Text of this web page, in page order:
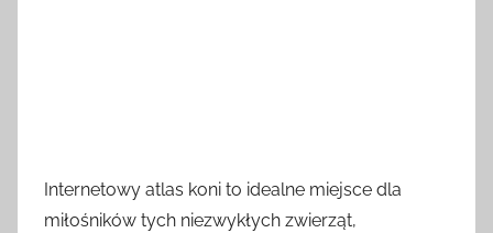
Internetowy atlas koni to idealne miejsce dla
miłośników tych niezwykłych zwierząt,